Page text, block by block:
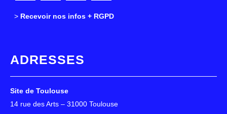
> Recevoir nos infos + RGPD
ADRESSES
Site de Toulouse
14 rue des Arts – 31000 Toulouse